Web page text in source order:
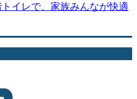
イレで、家族みんなが快適